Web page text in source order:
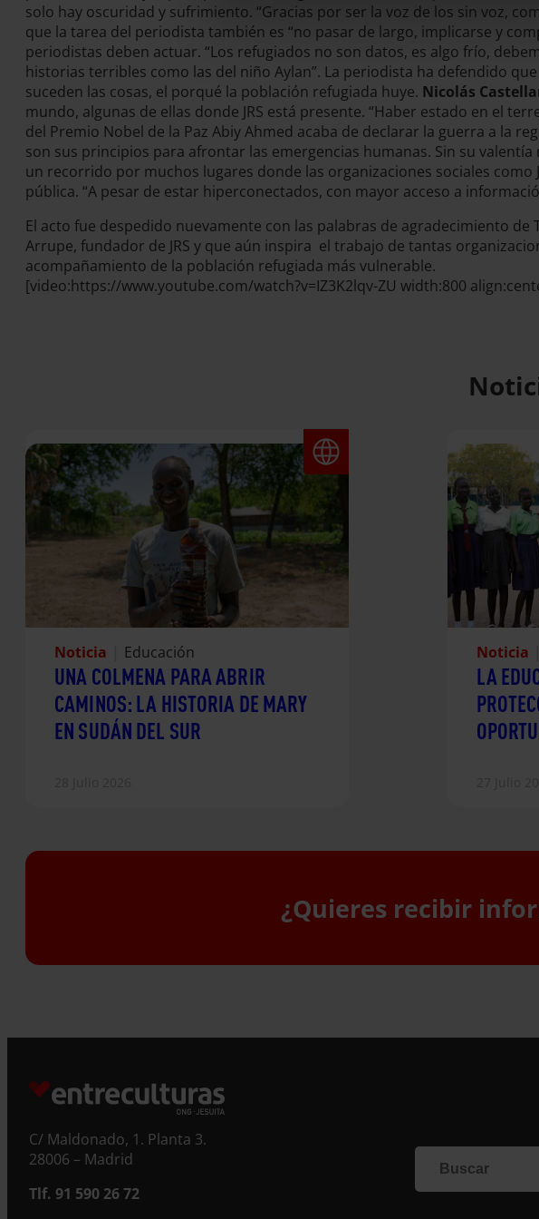
solo hay oscuridad y sufrimiento. “Gracias por ser la voz de los sin voz,
que la tarea del periodista también es “no pasar de largo, implicarse y
periodistas deben actuar. “Los refugiados no son datos, es algo frío,
historias terribles como las del niño Aylan”. La periodista ha defendido
suceden las cosas, el porqué la población refugiada huye. Nicolás
mundo, algunas de ellas donde JRS está presente. “Haber estado en el
del Premio Nobel de la Paz Abiy Ahmed acaba de declarar la guerra a la
son sus principios para afrontar las emergencias humanas. Sin su
un recorrido por muchos lugares donde las organizaciones sociales
pública. “A pesar de estar hiperconectados, con mayor acceso a
El acto fue despedido nuevamente con las palabras de agradecimiento
Arrupe, fundador de JRS y que aún inspira el trabajo de tantas
acompañamiento de la población refugiada más vulnerable.
[video:https://www.youtube.com/watch?v=IZ3K2lqv-ZU width:800
Noticia Educación
UNA COLMENA PARA ABRIR
CAMINOS: LA HISTORIA DE MARY
EN SUDÁN DEL SUR
Noticia
LA
¿Quieres recibir
C/ Maldonado, 1. Planta 3.
28006 – Madrid
Tlf. 91 590 26 72